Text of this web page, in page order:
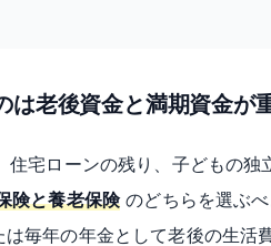
は老後資金と満期資金が
宅ローンの残り、子どもの
険と養老保険のどちらを選ぶべ
毎年の年金として老後の生